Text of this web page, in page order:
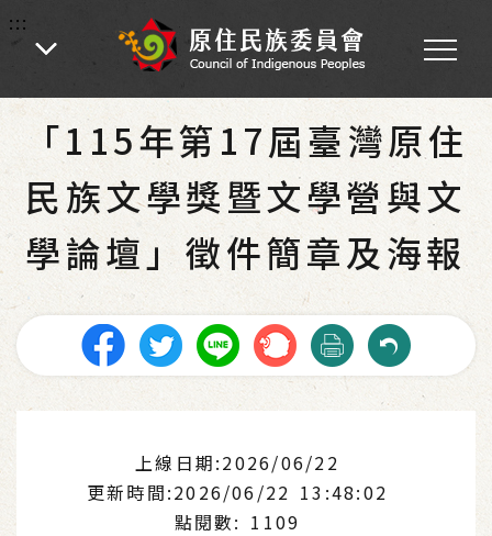
:::
:::
首頁 活動訊息
「115年第17屆臺灣原住
民族文學獎暨文學營與文
學論壇」徵件簡章及海報
上線日期:2026/06/22
更新時間:2026/06/22 13:48:02
點閱數: 1109